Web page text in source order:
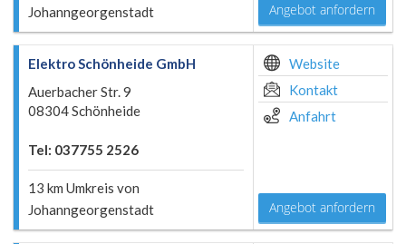
Johanngeorgenstadt
Angebot anfordern
Elektro Schönheide GmbH
Auerbacher Str. 9
08304 Schönheide
Tel: 037755 2526
13 km Umkreis von
Johanngeorgenstadt
Website
Kontakt
Anfahrt
Angebot anfordern